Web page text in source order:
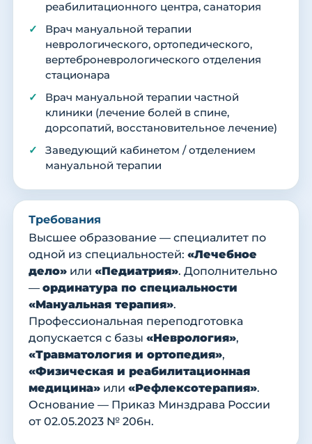
реабилитационного центра, санатория
Врач мануальной терапии
неврологического, ортопедического,
вертеброневрологического отделения
стационара
Врач мануальной терапии частной
клиники (лечение болей в спине,
дорсопатий, восстановительное лечение)
Заведующий кабинетом / отделением
мануальной терапии
Требования
Высшее образование — специалитет по
одной из специальностей: «Лечебное
дело» или «Педиатрия». Дополнительно
— ординатура по специальности
«Мануальная терапия».
Профессиональная переподготовка
допускается с базы «Неврология»,
«Травматология и ортопедия»,
«Физическая и реабилитационная
медицина» или «Рефлексотерапия».
Основание — Приказ Минздрава России
от 02.05.2023 № 206н.